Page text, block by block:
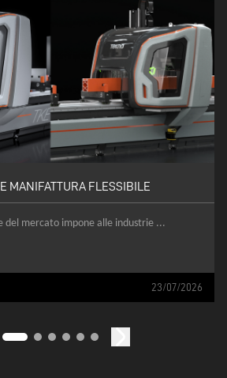
MANIFATTURA FLESSIBILE
del mercato impone alle industrie ...
23/07/2026